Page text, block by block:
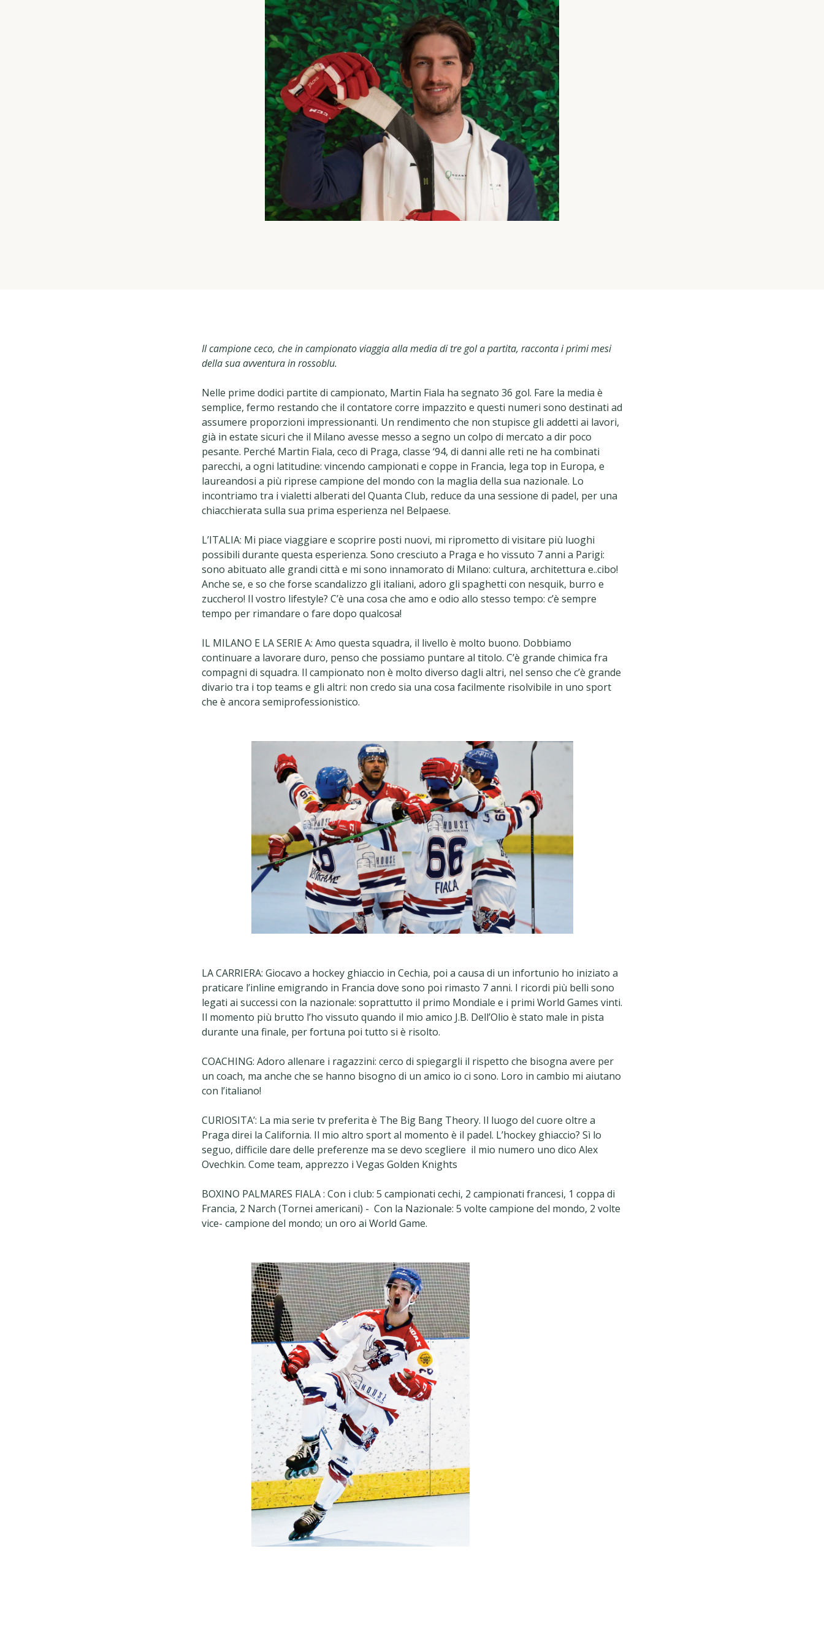
Il campione ceco, che in campionato viaggia alla media di tre gol a partita, racconta i primi mesi
della sua avventura in rossoblu.
Nelle prime dodici partite di campionato, Martin Fiala ha segnato 36 gol. Fare la media è
semplice, fermo restando che il contatore corre impazzito e questi numeri sono destinati ad
assumere proporzioni impressionanti. Un rendimento che non stupisce gli addetti ai lavori,
già in estate sicuri che il Milano avesse messo a segno un colpo di mercato a dir poco
pesante. Perché Martin Fiala, ceco di Praga, classe ‘94, di danni alle reti ne ha combinati
parecchi, a ogni latitudine: vincendo campionati e coppe in Francia, lega top in Europa, e
laureandosi a più riprese campione del mondo con la maglia della sua nazionale. Lo
incontriamo tra i vialetti alberati del Quanta Club, reduce da una sessione di padel, per una
chiacchierata sulla sua prima esperienza nel Belpaese.
L’ITALIA: Mi piace viaggiare e scoprire posti nuovi, mi riprometto di visitare più luoghi
possibili durante questa esperienza. Sono cresciuto a Praga e ho vissuto 7 anni a Parigi:
sono abituato alle grandi città e mi sono innamorato di Milano: cultura, architettura e..cibo!
Anche se, e so che forse scandalizzo gli italiani, adoro gli spaghetti con nesquik, burro e
zucchero! Il vostro lifestyle? C’è una cosa che amo e odio allo stesso tempo: c’è sempre
tempo per rimandare o fare dopo qualcosa!
IL MILANO E LA SERIE A: Amo questa squadra, il livello è molto buono. Dobbiamo
continuare a lavorare duro, penso che possiamo puntare al titolo. C’è grande chimica fra
compagni di squadra. Il campionato non è molto diverso dagli altri, nel senso che c’è grande
divario tra i top teams e gli altri: non credo sia una cosa facilmente risolvibile in uno sport
che è ancora semiprofessionistico.
LA CARRIERA: Giocavo a hockey ghiaccio in Cechia, poi a causa di un infortunio ho iniziato a
praticare l’inline emigrando in Francia dove sono poi rimasto 7 anni. I ricordi più belli sono
legati ai successi con la nazionale: soprattutto il primo Mondiale e i primi World Games vinti.
Il momento più brutto l’ho vissuto quando il mio amico J.B. Dell’Olio è stato male in pista
durante una finale, per fortuna poi tutto si è risolto.
COACHING: Adoro allenare i ragazzini: cerco di spiegargli il rispetto che bisogna avere per
un coach, ma anche che se hanno bisogno di un amico io ci sono. Loro in cambio mi aiutano
con l’italiano!
CURIOSITA’: La mia serie tv preferita è The Big Bang Theory. Il luogo del cuore oltre a
Praga direi la California. Il mio altro sport al momento è il padel. L’hockey ghiaccio? Sì lo
seguo, difficile dare delle preferenze ma se devo scegliere il mio numero uno dico Alex
Ovechkin. Come team, apprezzo i Vegas Golden Knights
BOXINO PALMARES FIALA : Con i club: 5 campionati cechi, 2 campionati francesi, 1 coppa di
Francia, 2 Narch (Tornei americani) - Con la Nazionale: 5 volte campione del mondo, 2 volte
vice- campione del mondo; un oro ai World Game.